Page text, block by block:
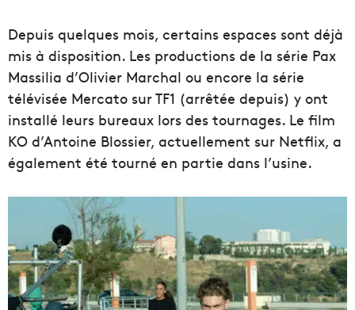
Depuis quelques mois, certains espaces sont déjà
mis à disposition. Les productions de la série Pax
Massilia d’Olivier Marchal ou encore la série
télévisée Mercato sur TF1 (arrêtée depuis) y ont
installé leurs bureaux lors des tournages. Le film
KO d’Antoine Blossier, actuellement sur Netflix, a
également été tourné en partie dans l’usine.